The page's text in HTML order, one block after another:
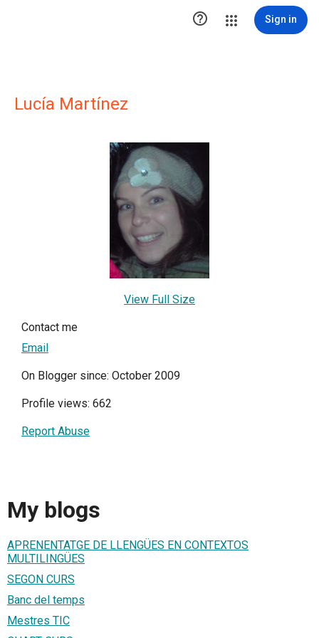
 Sign in
Lucía Martínez
View Full Size
Contact me
Email
On Blogger since: October 2009
Profile views: 662
Report Abuse
My blogs
APRENENTATGE DE LLENGÜES EN CONTEXTOS
MULTILINGÜES
SEGON CURS
Banc del temps
Mestres TIC